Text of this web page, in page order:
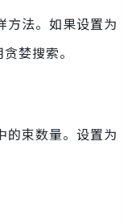
方法。如果设置为
婪搜索。
的束数量。设置为